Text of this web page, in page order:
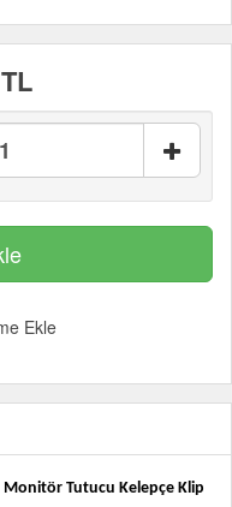
Ekle
Tutucu Kelepçe Klip